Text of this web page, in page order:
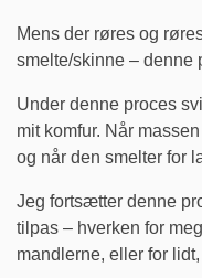
Mens der røres og
smelte/skinne – denne
Under denne proces
mit komfur. Når
og når den smelter for
Jeg fortsætter denne
tilpas – hverken for
mandlerne, eller for